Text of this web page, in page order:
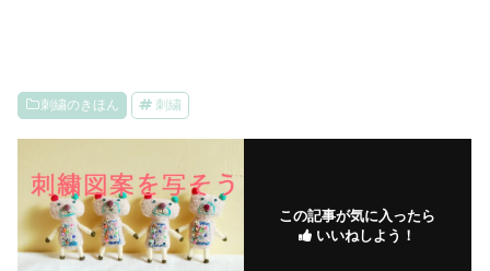
刺繍のきほん 刺繍
この記事が気に入ったら
いいねしよう！